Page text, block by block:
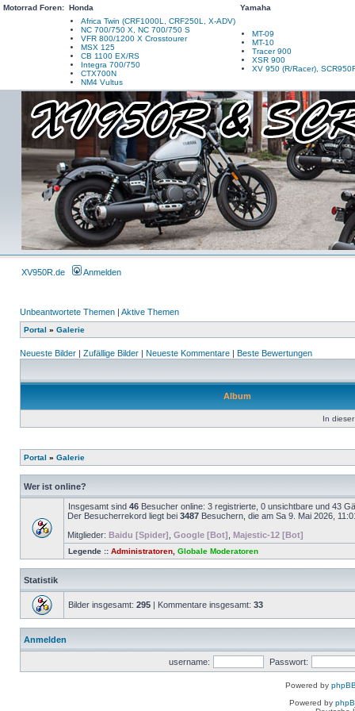
Motorrad Foren: Honda
Yamaha
Africa Twin (CRF1000L, CRF250L, X-ADV)
NC 700/750 X, NC 700/750 S
VFR 800/1200 X Crosstourer
MSX 125
CB 1100 EX/RS
Integra 700/750
CTX700N
NM4 Vultus
MT-09
MT-10
Tracer 900
XSR 900
XV 950 (R/Racer),
XV950R.de Anmelden
Unbeantwortete Themen | Aktive Themen
Portal » Galerie
Neueste Bilder | Zufällige Bilder | Neueste Kommentare | Beste Bewertungen
Album
In
Portal » Galerie
Wer ist online?
Insgesamt sind 46 Besucher online: 3 registrierte, 0 unsichtbare und 43
Der Besucherrekord liegt bei 3487 Besuchern, die am Sa 9. Mai 2026,
Mitglieder: Baidu [Spider] Google [Bot] Majestic-12 [Bot]
Legende :: Administratoren Globale Moderatoren
Statistik
Bilder insgesamt: 295 | Kommentare insgesamt: 33
Anmelden
username: Passwort:
Powered by
Powered by